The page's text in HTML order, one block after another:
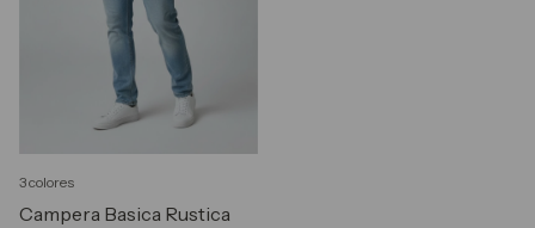
Campera Basica Rustica
3 colores